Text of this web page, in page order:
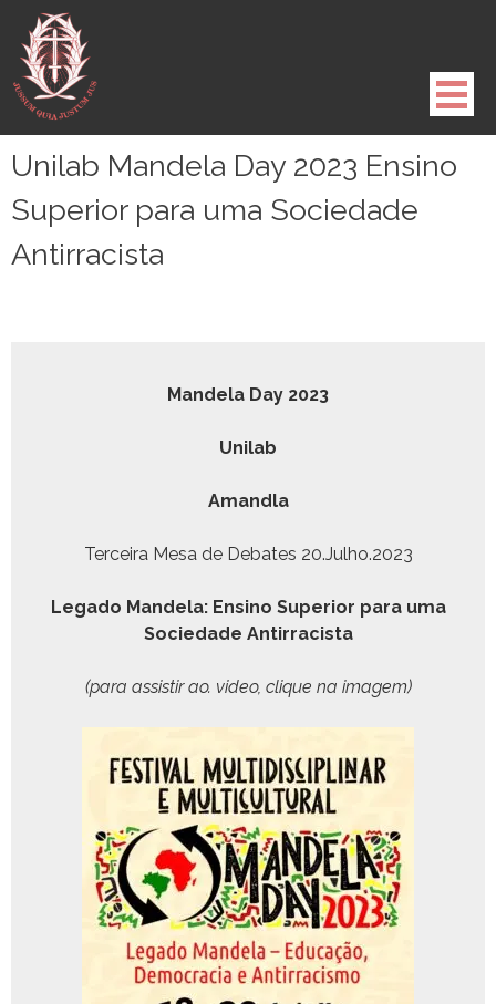
para
conteúdo
Unilab Mandela Day 2023 Ensino
Superior para uma Sociedade
Antirracista
Man­dela Day 2023
Uni­lab
Amand­la
Ter­ceira Mesa de Debates 20.Julho.2023
Lega­do Man­dela: Ensi­no Supe­ri­or para uma
Sociedade Antirracista
(para assi­s­tir ao. video, clique na imagem)